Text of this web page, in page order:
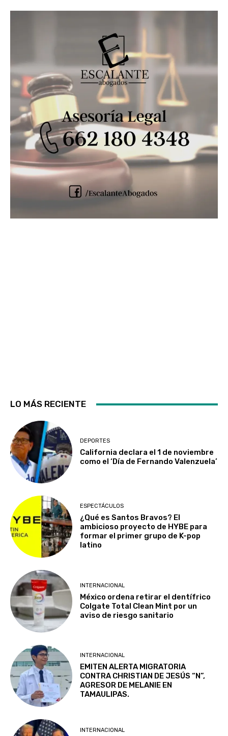
LO MÁS RECIENTE
DEPORTES
California declara el 1 de noviembre
como el ‘Día de Fernando Valenzuela’
ESPECTÁCULOS
¿Qué es Santos Bravos? El
ambicioso proyecto de HYBE para
formar el primer grupo de K-pop
latino
INTERNACIONAL
México ordena retirar el dentífrico
Colgate Total Clean Mint por un
aviso de riesgo sanitario
INTERNACIONAL
EMITEN ALERTA MIGRATORIA
CONTRA CHRISTIAN DE JESÚS “N”,
AGRESOR DE MELANIE EN
TAMAULIPAS.
INTERNACIONAL